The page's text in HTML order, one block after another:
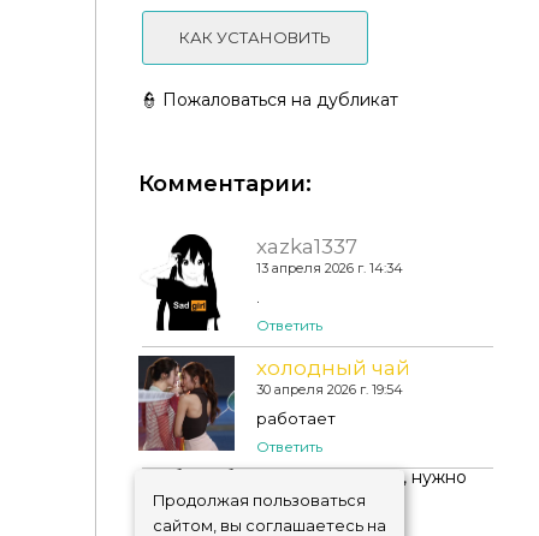
simstrouble hair conversions - sleepyz cc - Talita
КАК УСТАНОВИТЬ
👮 Пожаловаться на дубликат
Комментарии:
xazka1337
13 апреля 2026 г. 14:34
Ответить
холодный чай
30 апреля 2026 г. 19:54
работает
Ответить
Чтобы добавить комментарий, нужно
авторизоваться!
Продолжая пользоваться
сайтом, вы соглашаетесь на